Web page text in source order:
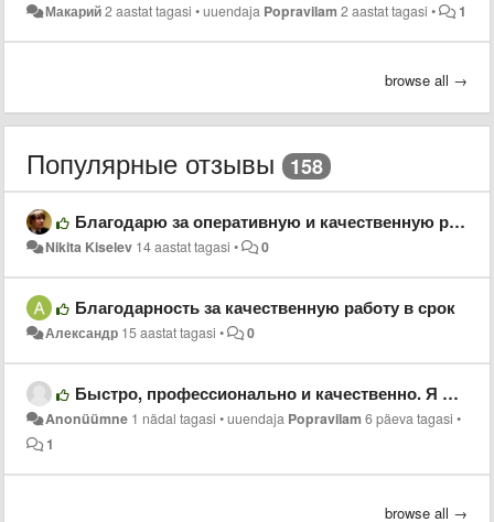
Макарий2 aastat tagasi •uuendaja Popravilam 2 aastat tagasi • 1
browse all →
Популярные отзывы 158
Благодарю за оперативную и качественную работу!
Nikita Kiselev 14 aastat tagasi • 0
Благодарность за качественную работу в срок
Александр 15 aastat tagasi • 0
Быстро, профессионально и качественно. Я очень доволен результатом. Обязательно буду обращаться ещё.
Anonüümne 1 nädal tagasi •uuendaja Popravilam 6 päeva tagasi •
1
browse all →